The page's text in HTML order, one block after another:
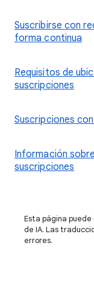
Suscribirse con
forma continua
Requisitos de
suscripciones
Suscripciones
Información
suscripciones
Esta página
de IA. Las
errores.